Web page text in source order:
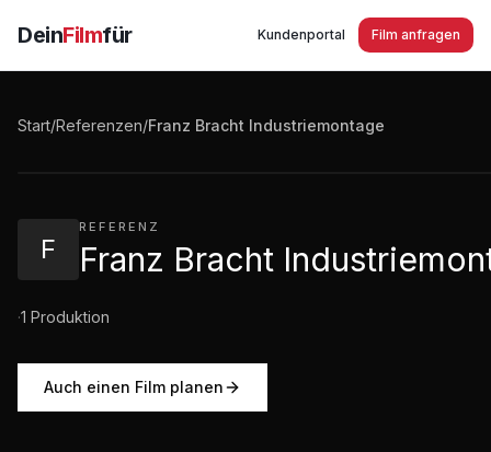
DeinFilmfür Kundenportal Film anfragen
Start/Referenzen/Franz Bracht Industriemontage
F
REFERENZ
Franz Bracht
·1 Produktion
Auch einen Film planen
Franz Bracht Industriemontage